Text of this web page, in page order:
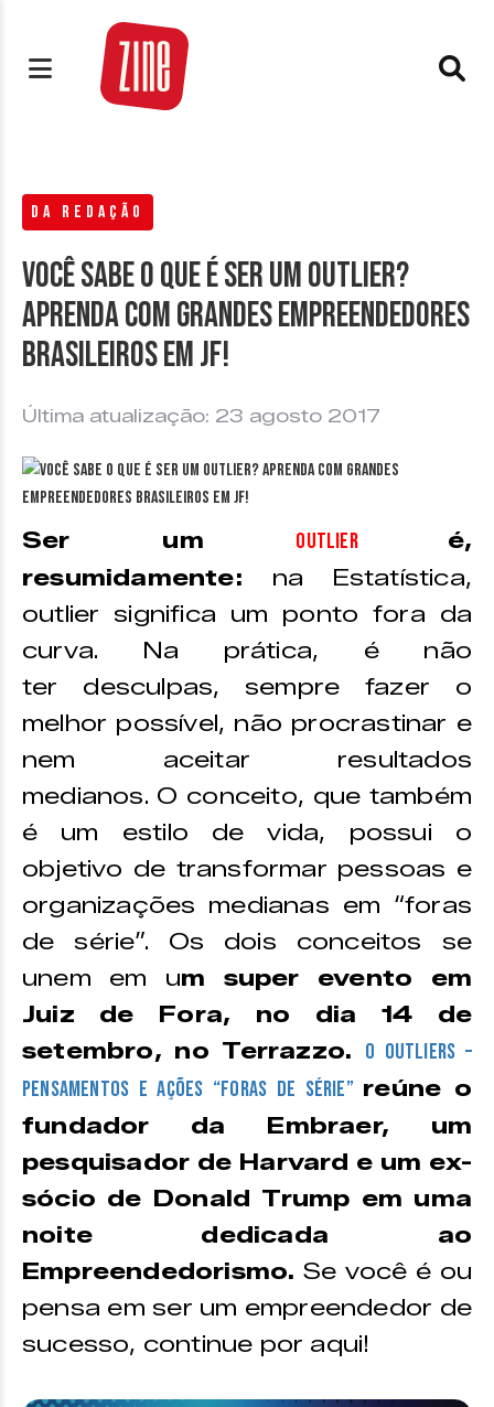
DA REDAÇÃO
Você sabe o que é ser um Outlier?
Aprenda com grandes empreendedores
brasileiros em JF!
Última atualização: 23 agosto 2017
Ser um outlier é,
resumidamente: na Estatística,
outlier significa um ponto fora da
curva. Na prática, é não
ter desculpas, sempre fazer o
melhor possível, não procrastinar e
nem aceitar resultados
medianos. O conceito, que também
é um estilo de vida, possui o
objetivo de transformar pessoas e
organizações medianas em “foras
de série”. Os dois conceitos se
unem em um super evento em
Juiz de Fora, no dia 14 de
setembro, no Terrazzo. O Outliers –
Pensamentos e Ações “Foras de Série” reúne o
fundador da Embraer, um
pesquisador de Harvard e um ex-
sócio de Donald Trump em uma
noite dedicada ao
Empreendedorismo. Se você é ou
pensa em ser um empreendedor de
sucesso, continue por aqui!